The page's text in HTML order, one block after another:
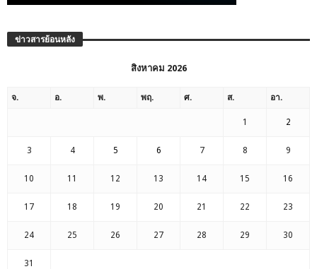
ข่าวสารย้อนหลัง
สิงหาคม 2026
จ. อ. พ. พฤ. ศ. ส. อา.
1 2
3 4 5 6 7 8 9
10 11 12 13 14 15 16
17 18 19 20 21 22 23
24 25 26 27 28 29 30
31